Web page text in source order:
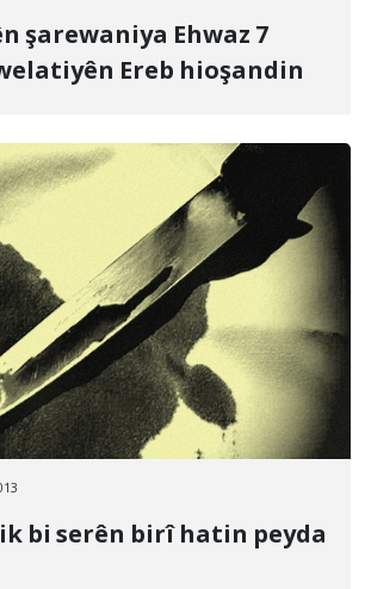
şarewaniya Ehwaz 7
hevwelatiyên Ereb hioşandin
bi serên birî hatin peyda